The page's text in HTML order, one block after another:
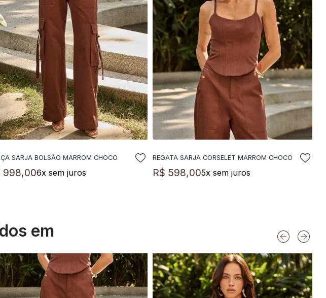
ADICIONAR A SACOLA
SARJA BOLSÃO MARROM CHOCO
998,006x sem juros
ADICIONAR A SACOLA
REGATA SARJA CORSELET MARROM CHOCO
R$ 598,005x sem juros
em